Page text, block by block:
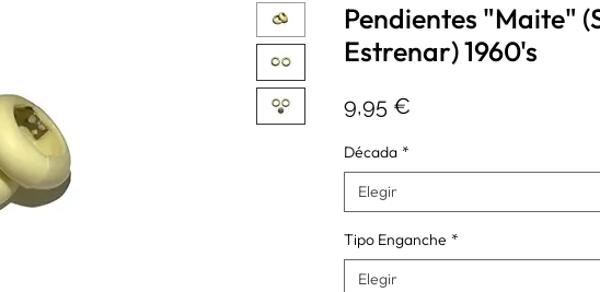
Pendientes "Maite"
Estrenar) 1960's
9,95 €
Década *
Elegir
Tipo Enganche *
Elegir